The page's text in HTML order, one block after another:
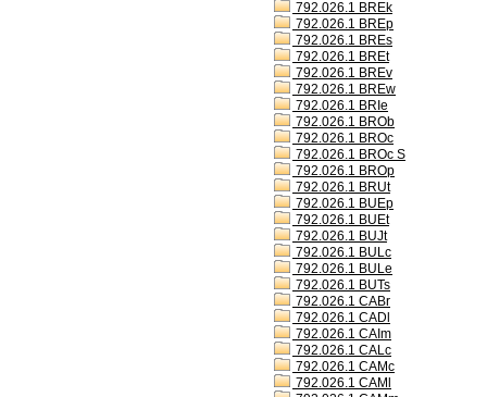
792.026.1 BREk
792.026.1 BREp
792.026.1 BREs
792.026.1 BREt
792.026.1 BREv
792.026.1 BREw
792.026.1 BRIe
792.026.1 BROb
792.026.1 BROc
792.026.1 BROc S
792.026.1 BROp
792.026.1 BRUt
792.026.1 BUEp
792.026.1 BUEt
792.026.1 BUJt
792.026.1 BULc
792.026.1 BULe
792.026.1 BUTs
792.026.1 CABr
792.026.1 CADl
792.026.1 CAIm
792.026.1 CALc
792.026.1 CAMc
792.026.1 CAMl